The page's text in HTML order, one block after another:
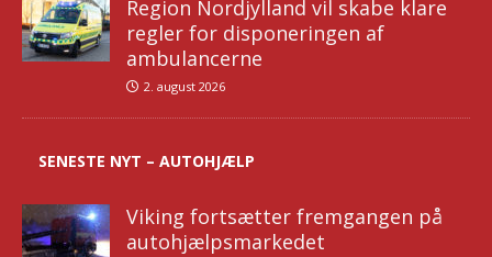
Region Nordjylland vil skabe klare
regler for disponeringen af
ambulancerne
2. august 2026
SENESTE NYT – AUTOHJÆLP
Viking fortsætter fremgangen på
autohjælpsmarkedet